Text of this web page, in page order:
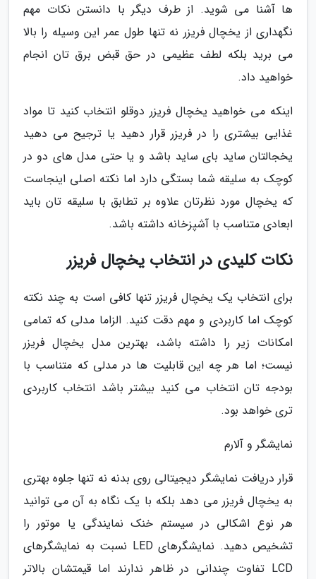
ها آشنا می شوید. از طرف دیگر با دانستن نکات مهم
نگهداری از یخچال فریزر نه تنها طول عمر این وسیله را بالا
می برید بلکه لطف عظیمی در حق قبض برق تان انجام
خواهید داد.
اینکه می خواهید یخچال فریزر دوقلو انتخاب کنید تا مواد
غذایی بیشتری را در فریزر قرار دهید یا ترجیح می دهید
یخجالتان ساید بای ساید باشد و یا حتی مدل های دو در
کوچک به سلیقه شما بستگی دارد اما نکته اصلی اینجاست
که یخچال مورد نظرتان علاوه بر تطابق با سلیقه تان باید
ابعادی متناسب با آشپزخانه داشته باشد.
نکات کلیدی در انتخاب یخچال فریزر
برای انتخاب یک یخچال فریزر تنها کافی است به چند نکته
کوچک اما کاربردی و مهم دقت کنید. الزاما مدلی که تمامی
امکانات زیر را داشته باشد، بهترین مدل یخچال فریزر
نیست؛ اما هر چه این قابلیت ها در مدلی که متناسب با
بودجه تان انتخاب می کنید بیشتر باشد انتخاب کاربردی
تری خواهد بود.
نمایشگر و آلارم
قرار دریافت نمایشگر دیجیتالی روی بدنه نه تنها جلوه بهتری
به یخچال فریزر می دهد بلکه با یک نگاه به آن می توانید
هر نوع اشکالی در سیستم خنک نمایندگی یا موتور را
تشخیص دهید. نمایشگرهای LED نسبت به نمایشگرهای
LCD تفاوت چندانی در ظاهر ندارند اما قیمتشان بالاتر